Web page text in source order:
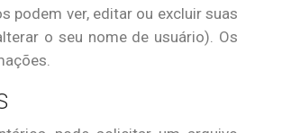
podem ver, editar ou excluir suas
o seu nome de usuário). Os